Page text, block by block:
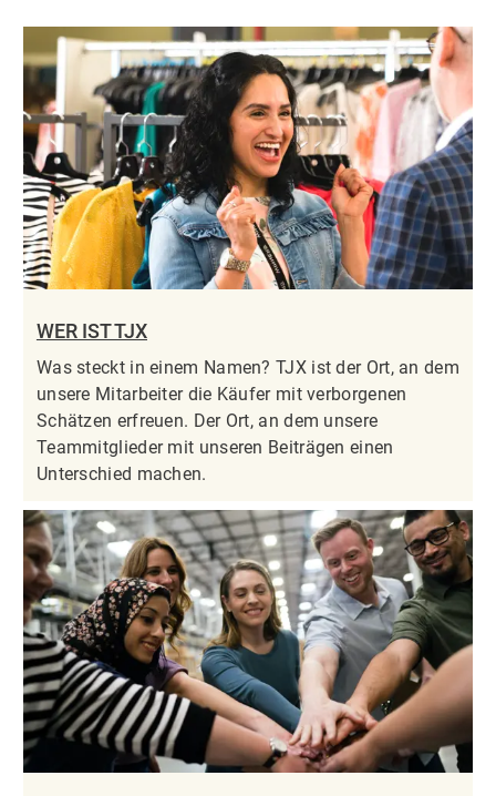
WER IST TJX
Was steckt in einem Namen? TJX ist der Ort, an dem
unsere Mitarbeiter die Käufer mit verborgenen
Schätzen erfreuen. Der Ort, an dem unsere
Teammitglieder mit unseren Beiträgen einen
Unterschied machen.